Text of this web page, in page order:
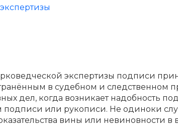
экспертизы подписи
в судебном и следственном
дел, когда возникает надобность
подписи или рукописи. Не одиноки
вины или невиновности в